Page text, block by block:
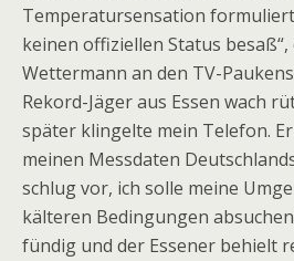
Temperatursensation
keinen offiziellen Status
Wettermann an den TV-
Rekord-Jäger aus Essen wach
später klingelte mein Telefon.
meinen Messdaten
schlug vor, ich solle mei­ne
kälteren Bedingungen
fündig und der Essener behielt